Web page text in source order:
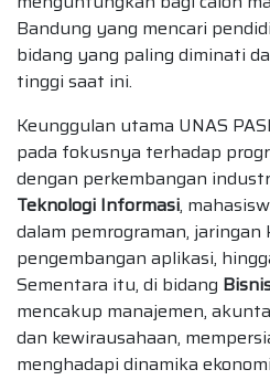
Bandung yang mencari
bidang yang paling diminati
tinggi saat ini.
Keunggulan utama UNAS
pada fokusnya terhadap
dengan perkembangan
Teknologi Informasi,
dalam pemrograman, jaringan
pengembangan aplikasi,
Sementara itu, di bidang
mencakup manajemen,
dan kewirausahaan,
menghadapi dinamika